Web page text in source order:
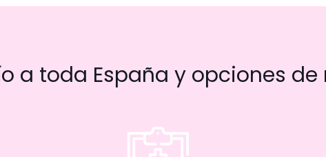
a toda España y opciones